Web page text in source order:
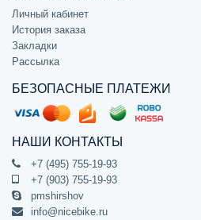
Личный кабинет
История заказа
Закладки
Рассылка
БЕЗОПАСНЫЕ ПЛАТЕЖИ
НАШИ КОНТАКТЫ
+7 (495) 755-19-93
+7 (903) 755-19-93
pmshirshov
info@nicebike.ru